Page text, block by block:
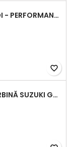
MIEZ TURBO 1.9 TDI - PERFORMANȚĂ FIABILĂ PENTRU AUDI, SEAT, SKODA ȘI VW
favorite_border
MIEZ CENTRAL TURBINĂ SUZUKI GRAND ESCUDO II 1.9 DDIS TRACȚIUNE INTEGRALĂ - MOTORIZARE 1.9L, 95 KW (129 CP)